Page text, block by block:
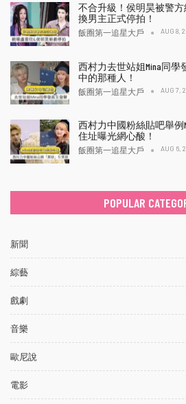
不合升級！侯明昊被警
換男主正式停拍！
飯圈第一追星大戶 AUG 8,
西村力去世站姐Mina同
中的那種人！
飯圈第一追星大戶 AUG 7,
西村力中國粉絲貼吧舉例
住址曝光網心酸！
飯圈第一追星大戶 AUG 6,
POPULAR
新聞
綜藝
戲劇
音樂
歐尼說
電影